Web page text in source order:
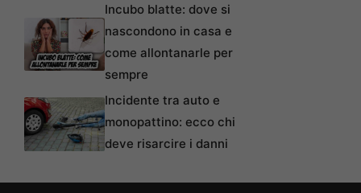
Incubo blatte: dove si
nascondono in casa e
come allontanarle per
sempre
Incidente tra auto e
monopattino: ecco chi
deve risarcire i danni